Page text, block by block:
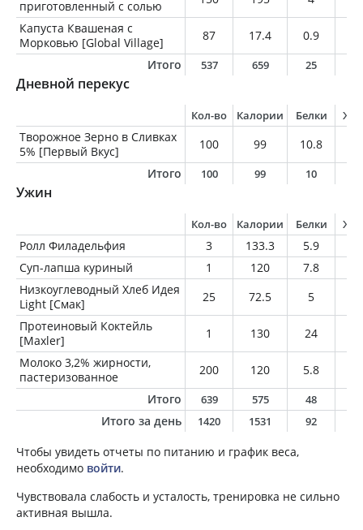
приготовленный с солью
Капуста Квашеная с
Морковью [Global Village]
87 17.4 0.9
Итого
537 659 25
Дневной перекус
Кол-во Калории Белки
Творожное Зерно в Сливках
5% [Первый Вкус]
100 99 10.8
Итого
100 99 10
Ужин
Кол-во Калории Белки
Ролл Филадельфия 3 133.3 5.9
Суп-лапша куриный
1 120 7.8
Низкоуглеводный Хлеб Идея
Light [Смак]
25 72.5 5
Протеиновый Коктейль
[Maxler]
1 130 24
Молоко 3,2% жирности,
пастеризованное
200 120 5.8
Итого
639 575 48
Итого за день 1420 1531 92
Чтобы увидеть отчеты по питанию и график веса,
необходимо войти.
Чувствовала слабость и усталость, тренировка не сильно
активная вышла.